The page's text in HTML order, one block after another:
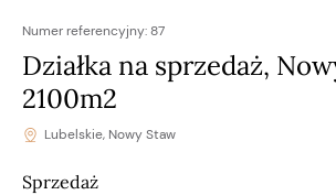
Numer referencyjny:87
Działka na sprzedaż,
2100m2
Lubelskie, Nowy Staw
Sprzedaż